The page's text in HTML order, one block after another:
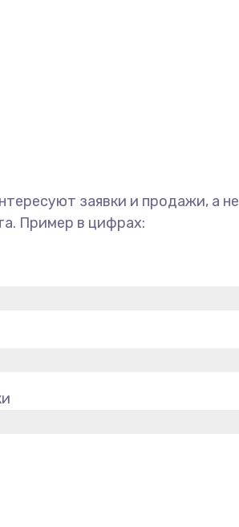
заявки и продажи, а не
Пример в цифрах: